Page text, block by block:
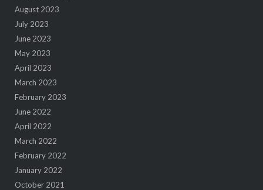
August 2023
July 2023
June 2023
May 2023
April 2023
March 2023
February 2023
June 2022
April 2022
March 2022
February 2022
January 2022
October 2021